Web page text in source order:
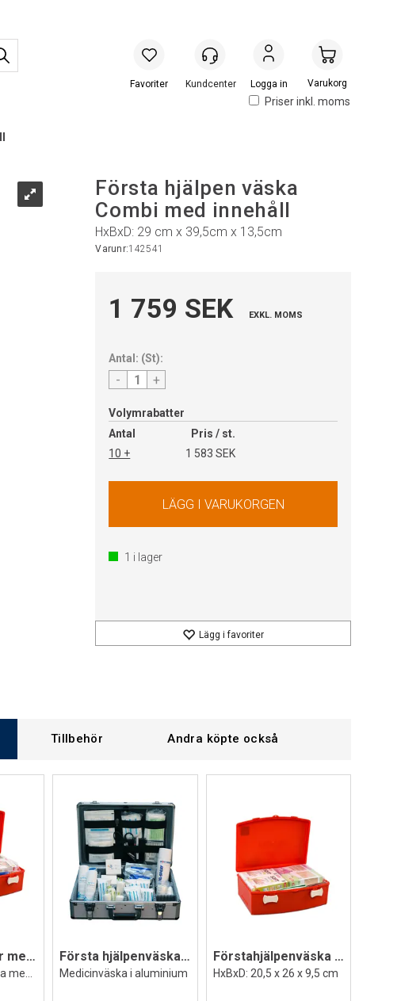
Priser inkl. moms
Logga in Handlevogn
Första hjälpen väska
Combi med innehåll
HxBxD: 29 cm x 39,5cm x 13,5cm
Varunr:142541
1 759 SEK EXKL. MOMS
Antal: (St):
- +
Volymrabatter
Antal
Pris / st.
10 +
1 583 SEK
1 i lager
Lägg i favoriter
Tillbehör Andra köpte också
Flexi hantverkar medicinväska Första hjälpenväska med innehåll
Medicinväska i aluminium
Förstahjälpenväska Flexi (med innehåll)
HxBxD: 20,5 x 26 x 9,5 cm